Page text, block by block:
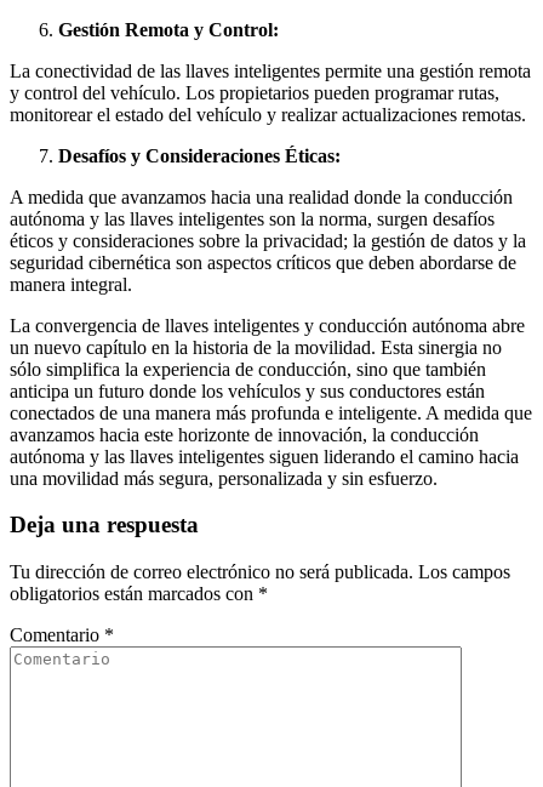
Gestión Remota y Control:
La conectividad de las llaves inteligentes permite una gestión remota
y control del vehículo. Los propietarios pueden programar rutas,
monitorear el estado del vehículo y realizar actualizaciones remotas.
Desafíos y Consideraciones Éticas:
A medida que avanzamos hacia una realidad donde la conducción
autónoma y las llaves inteligentes son la norma, surgen desafíos
éticos y consideraciones sobre la privacidad; la gestión de datos y la
seguridad cibernética son aspectos críticos que deben abordarse de
manera integral.
La convergencia de llaves inteligentes y conducción autónoma abre
un nuevo capítulo en la historia de la movilidad. Esta sinergia no
sólo simplifica la experiencia de conducción, sino que también
anticipa un futuro donde los vehículos y sus conductores están
conectados de una manera más profunda e inteligente. A medida que
avanzamos hacia este horizonte de innovación, la conducción
autónoma y las llaves inteligentes siguen liderando el camino hacia
una movilidad más segura, personalizada y sin esfuerzo.
Deja una respuesta
Tu dirección de correo electrónico no será publicada. Los campos
obligatorios están marcados con *
Comentario *